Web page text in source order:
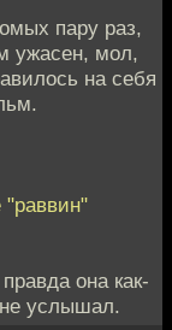
пару раз,
ужасен, мол,
на себя
она как-
услышал.